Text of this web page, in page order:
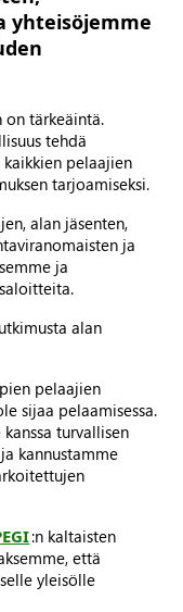
yhteisöjemme
on tärkeäintä.
tehdä
pelaajien
tarjoamiseksi.
alan jäsenten,
ja
ja
alan
pelaajien
sijaa pelaamisessa.
turvallisen
kannustamme
:n kaltaisten
että
yleisölle